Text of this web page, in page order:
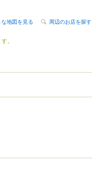
な地図を見る 周辺のお店を探す
。